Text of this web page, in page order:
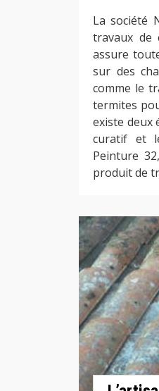
La société
travaux de
assure
sur des
comme le
termites
existe deux
curatif et
Peinture
produit de